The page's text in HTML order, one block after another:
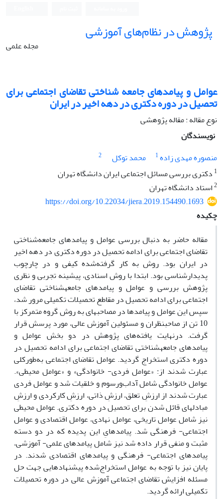
پژوهش در نظام‌های آموزشی
مجله علمی
عوامل و پیامدهای جامعه شناختی تقاضای اجتماعی برای
تحصیل در دوره دکتری در دهه اخیر در ایران
نوع مقاله : مقاله پژوهشی
نویسندگان
منصوره مهدی زاده1 محمد توکل
2
1 دکتری بررسی مسائل اجتماعی ایران دانشگاه تهران
2استاد دانشگاه تهران
https://doi.org/10.22034/jiera.2019.154490.1693
چکیده
مقاله حاضر به دنبال بررسی عوامل و پیامدهای جامعه‌شناختی
تقاضای اجتماعی برای ادامه تحصیل در دوره دکتری در دهه اخیر
در ایران بود. روش به کار‌ گرفته‌شده کیفی و در چارچوب
پدیدارشناسی بود. ابتدا با روش اسنادی، پیشینه تجربی و نظری
پژوهش بررسی و عوامل و پیامدهای جامعه­شناختی تقاضای
اجتماعی برای ادامه تحصیل در مقاطع تحصیلات تکمیلی مرور شد،
سپس این عوامل و پیامدها در مصاحبه­ای به روش گروه متمرکز با
10 تن از صاحب­نظران و مسئولین آموزش عالی، مورد پرسش قرار
گرفت. درنهایت یافته‌های پژوهش در دو بخش عوامل و
پیامدهای جامعه­شناختی تقاضای اجتماعی برای ادامه تحصیل در
دوره دکتری استخراج گردید. عوامل تقاضای اجتماعی به‌طورکلی
عبارت شدند از: «عوامل فردی- خانوادگی» و «عوامل محیطی».
عوامل خانوادگی شامل آداب‌ورسوم و خلقیات شد و عوامل فردی
عبارت شدند از ارزشِ تعلق، ارزشِ ذاتی، ارزشِ کارکردی و ارزشِ
مبادله­ای قائل شدن برای تحصیل در دوره دکتری. عوامل محیطی
نیز شامل عوامل تاریخی، عوامل نهادی، عوامل اقتصادی و عوامل
اجتماعی- فرهنگی شد. پیامدهایِ این پدیده که در دو دسته
مثبت و منفی قرار داده شد نیز شامل پیامدهای علمی- آموزشی،
پیامدهای اجتماعی- فرهنگی و پیامدهای اقتصادی شدند. در
پایان نیز با توجه به عوامل استخراج‌شده پیشنهادهایی جهت حل
مسئله افزایش تقاضای اجتماعی آموزش عالی در دوره تحصیلات
تکمیلی ارائه گردید.